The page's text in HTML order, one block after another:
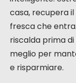
manutenzione
sostituzione dei
a fare bene il
migliorare la
intraprendere